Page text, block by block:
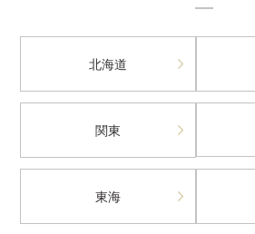
北海道
関東
東海